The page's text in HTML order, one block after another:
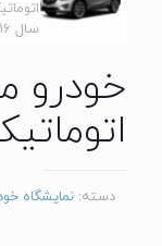
اتوماتیک
دسته: نمایشگاه